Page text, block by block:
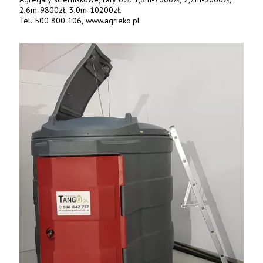
2,6m-9800zł, 3,0m-10200zł.
Tel. 500 800 106, www.agrieko.pl